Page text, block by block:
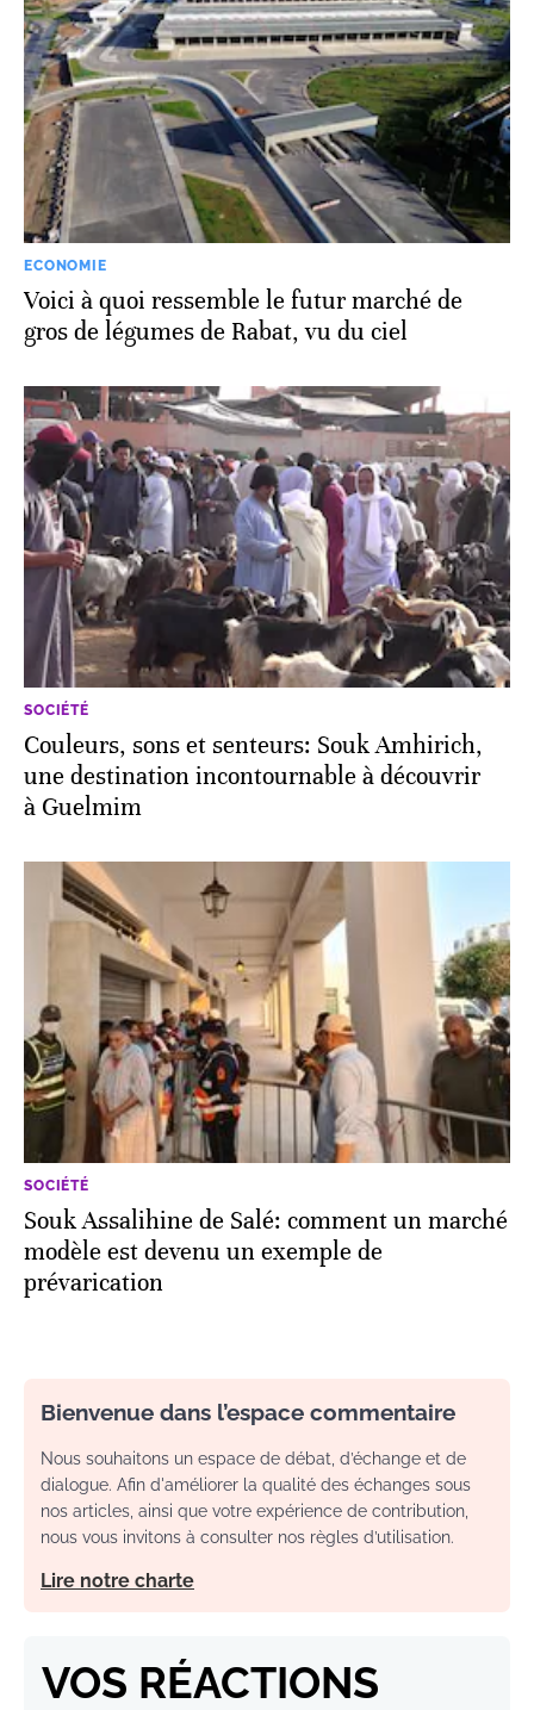
ECONOMIE
Voici à quoi ressemble le futur marché de
gros de légumes de Rabat, vu du ciel
SOCIÉTÉ
Couleurs, sons et senteurs: Souk Amhirich,
une destination incontournable à découvrir
à Guelmim
SOCIÉTÉ
Souk Assalihine de Salé: comment un marché
modèle est devenu un exemple de
prévarication
Bienvenue dans l’espace commentaire
Nous souhaitons un espace de débat, d’échange et de
dialogue. Afin d'améliorer la qualité des échanges sous
nos articles, ainsi que votre expérience de contribution,
nous vous invitons à consulter nos règles d’utilisation.
Lire notre charte
VOS RÉACTIONS